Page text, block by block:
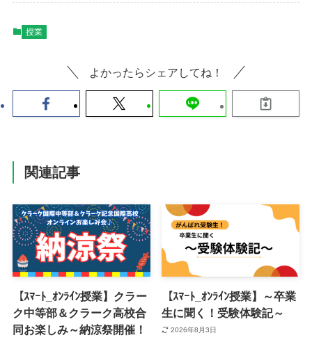
授業
よかったらシェアしてね！
関連記事
【ｽﾏｰﾄ_ｵﾝﾗｲﾝ授業】クラー
ク中等部＆クラーク高校合
同お楽しみ～納涼祭開催！
【ｽﾏｰﾄ_ｵﾝﾗｲﾝ授業】～卒業
生に聞く！受験体験記～
2026年8月3日